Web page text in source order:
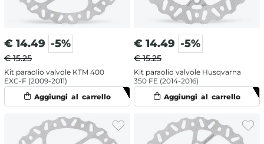
€ 14.49 -5%
€ 15.25
Kit paraolio valvole KTM 400
EXC-F (2009-2011)
€ 14.49 -5%
€ 15.25
Kit paraolio valvole Husqvarna
350 FE (2014-2016)